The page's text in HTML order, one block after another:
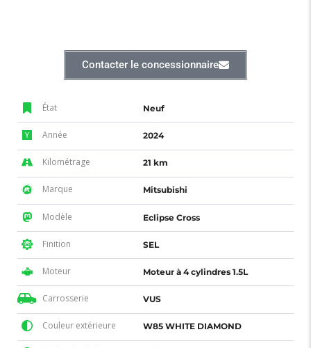
Contacter le concessionnaire
État Neuf
Année 2024
Kilométrage 21 km
Marque Mitsubishi
Modèle Eclipse Cross
Finition SEL
Moteur Moteur à 4 cylindres 1.5L
Carrosserie VUS
Couleur extérieure W85 WHITE DIAMOND